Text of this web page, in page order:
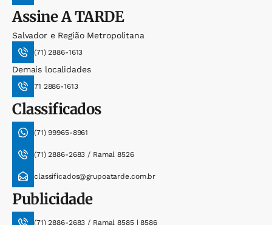
AssineA TARDE
Salvador e Região Metropolitana
(71) 2886-1613
Demais localidades
71 2886-1613
Classificados
(71) 99965-8961
(71) 2886-2683 / Ramal 8526
classificados@grupoatarde.com.br
Publicidade
(71) 2886-2683 / Ramal 8585 | 8586